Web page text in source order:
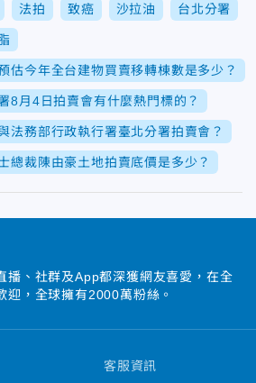
法拍 致癌 沙拉油 台北分署
估今年全台建物買賣移轉棟數是多少？
8月4日拍賣會有什麼熱門標的？
法務部行政執行署臺北分署拍賣會？
總裁陳由豪土地拍賣底價是多少？
播、社群及App都深獲網友喜愛，在全
迎，全球擁有2000萬粉絲。
客服資訊